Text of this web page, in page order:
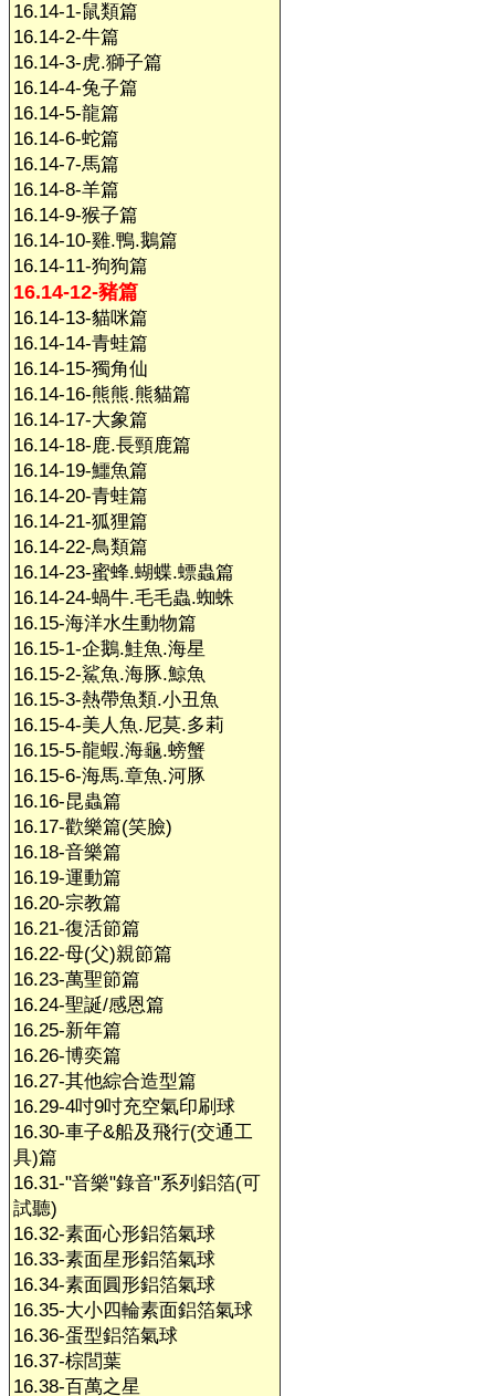
16.14-1-鼠類篇
16.14-2-牛篇
16.14-3-虎.獅子篇
16.14-4-兔子篇
16.14-5-龍篇
16.14-6-蛇篇
16.14-7-馬篇
16.14-8-羊篇
16.14-9-猴子篇
16.14-10-雞.鴨.鵝篇
16.14-11-狗狗篇
16.14-12-豬篇
16.14-13-貓咪篇
16.14-14-青蛙篇
16.14-15-獨角仙
16.14-16-熊熊.熊貓篇
16.14-17-大象篇
16.14-18-鹿.長頸鹿篇
16.14-19-鱷魚篇
16.14-20-青蛙篇
16.14-21-狐狸篇
16.14-22-鳥類篇
16.14-23-蜜蜂.蝴蝶.螵蟲篇
16.14-24-蝸牛.毛毛蟲.蜘蛛
16.15-海洋水生動物篇
16.15-1-企鵝.鮭魚.海星
16.15-2-鯊魚.海豚.鯨魚
16.15-3-熱帶魚類.小丑魚
16.15-4-美人魚.尼莫.多莉
16.15-5-龍蝦.海龜.螃蟹
16.15-6-海馬.章魚.河豚
16.16-昆蟲篇
16.17-歡樂篇(笑臉)
16.18-音樂篇
16.19-運動篇
16.20-宗教篇
16.21-復活節篇
16.22-母(父)親節篇
16.23-萬聖節篇
16.24-聖誕/感恩篇
16.25-新年篇
16.26-博奕篇
16.27-其他綜合造型篇
16.29-4吋9吋充空氣印刷球
16.30-車子&船及飛行(交通工
具)篇
16.31-"音樂"錄音"系列鋁箔(可
試聽)
16.32-素面心形鋁箔氣球
16.33-素面星形鋁箔氣球
16.34-素面圓形鋁箔氣球
16.35-大小四輪素面鋁箔氣球
16.36-蛋型鋁箔氣球
16.37-棕閭葉
16.38-百萬之星